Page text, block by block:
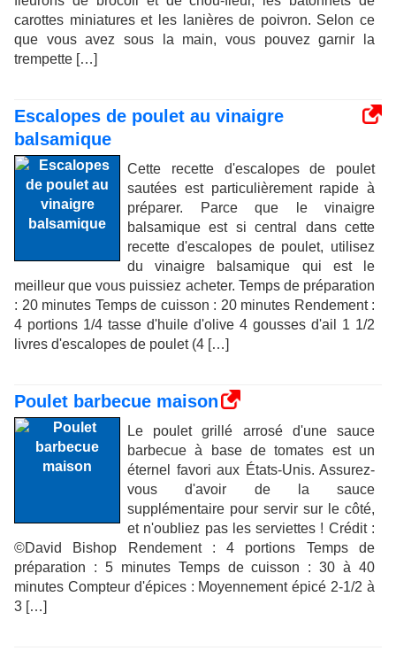
carottes miniatures et les lanières de poivron. Selon ce
que vous avez sous la main, vous pouvez garnir la
trempette […]
Escalopes de poulet au vinaigre
balsamique
Cette recette d'escalopes de poulet
sautées est particulièrement rapide à
préparer. Parce que le vinaigre
balsamique est si central dans cette
recette d'escalopes de poulet, utilisez
du vinaigre balsamique qui est le
meilleur que vous puissiez acheter. Temps de préparation
: 20 minutes Temps de cuisson : 20 minutes Rendement :
4 portions 1/4 tasse d'huile d'olive 4 gousses d'ail 1 1/2
livres d'escalopes de poulet (4 […]
Poulet barbecue maison
Le poulet grillé arrosé d'une sauce
barbecue à base de tomates est un
éternel favori aux États-Unis. Assurez-
vous d'avoir de la sauce
supplémentaire pour servir sur le côté,
et n'oubliez pas les serviettes ! Crédit :
©David Bishop Rendement : 4 portions Temps de
préparation : 5 minutes Temps de cuisson : 30 à 40
minutes Compteur d'épices : Moyennement épicé 2-1/2 à
3 […]